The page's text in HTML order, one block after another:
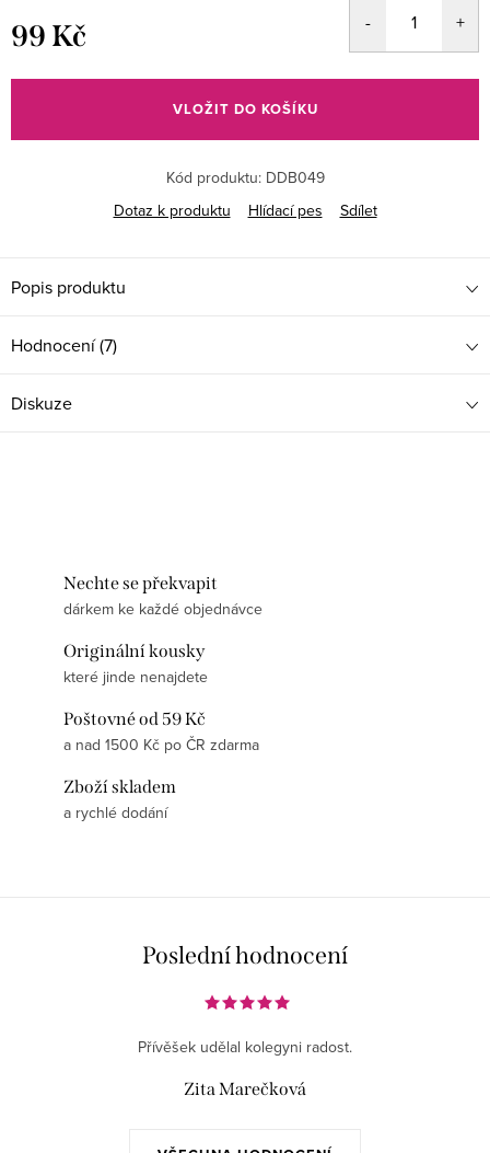
99 Kč
cena:
VLOŽIT DO KOŠÍKU
Kód produktu: DDB049
Dotaz k produktu
Hlídací pes Sdílet
Popis produktu
Hodnocení (7)
Diskuze
Nechte se překvapit
dárkem ke každé objednávce
Originální kousky
které jinde nenajdete
Poštovné od 59 Kč
a nad 1500 Kč po ČR zdarma
Zboží skladem
a rychlé dodání
Poslední hodnocení
Přívěšek udělal kolegyni radost.
Zita Marečková